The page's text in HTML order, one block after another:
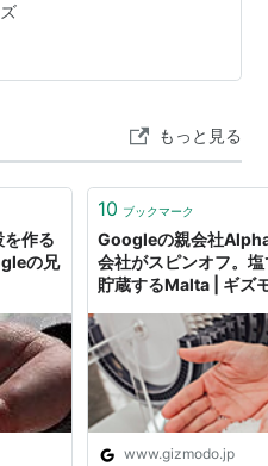
）、ライオネル・ハンプ
したり、日本で逆輸入デ
したりする。 最近なかな
になってどんどん人生を
、…
もっと見る
作る
の兄
10 ブックマーク
Googleの親会社
会社がスピンオフ。
貯蔵するMalta | ギズ
www.gizmodo.jp